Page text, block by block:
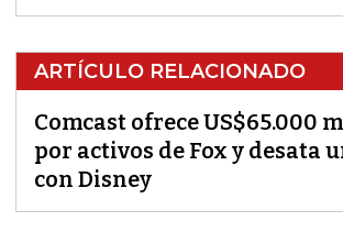
ARTÍCULO RELACIONADO
Comcast ofrece US$65.000
por activos de Fox y desata
con Disney